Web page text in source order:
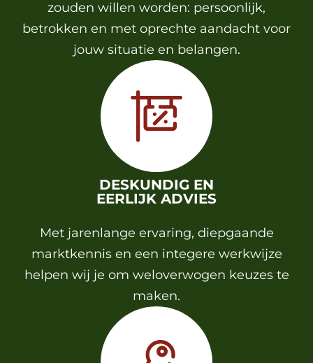
zouden willen worden: persoonlijk,
betrokken en met oprechte aandacht voor
jouw situatie en belangen.
DESKUNDIG EN
EERLIJK ADVIES
Met jarenlange ervaring, diepgaande
marktkennis en een integere werkwijze
helpen wij je om weloverwogen keuzes te
maken.